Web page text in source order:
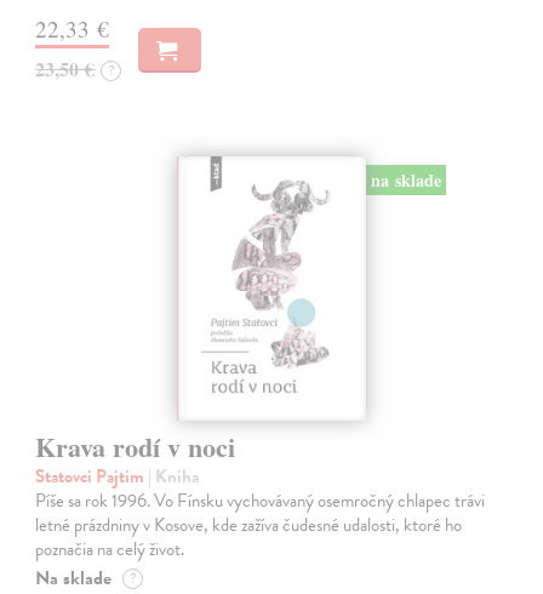
22,33 €
23,50 € ?
na sklade
Krava rodí v noci
Statovci Pajtim | Kniha
Píše sa rok 1996. Vo Fínsku vychovávaný osemročný chlapec trávi
letné prázdniny v Kosove, kde zažíva čudesné udalosti, ktoré ho
poznačia na celý život.
Na sklade ?